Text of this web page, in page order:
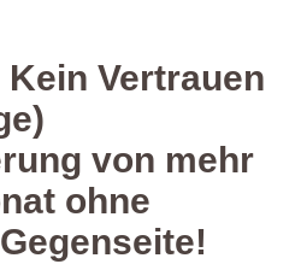
Vertrauen
von mehr
ohne